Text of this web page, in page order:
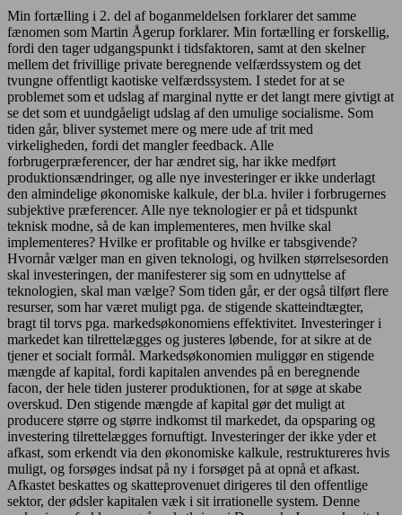
Min fortælling i 2. del af boganmeldelsen forklarer det samme
fænomen som Martin Ågerup forklarer. Min fortælling er forskellig,
fordi den tager udgangspunkt i tidsfaktoren, samt at den skelner
mellem det frivillige private beregnende velfærdssystem og det
tvungne offentligt kaotiske velfærdssystem. I stedet for at se
problemet som et udslag af marginal nytte er det langt mere givtigt at
se det som et uundgåeligt udslag af den umulige socialisme. Som
tiden går, bliver systemet mere og mere ude af trit med
virkeligheden, fordi det mangler feedback. Alle
forbrugerpræferencer, der har ændret sig, har ikke medført
produktionsændringer, og alle nye investeringer er ikke underlagt
den almindelige økonomiske kalkule, der bl.a. hviler i forbrugernes
subjektive præferencer. Alle nye teknologier er på et tidspunkt
teknisk modne, så de kan implementeres, men hvilke skal
implementeres? Hvilke er profitable og hvilke er tabsgivende?
Hvornår vælger man en given teknologi, og hvilken størrelsesorden
skal investeringen, der manifesterer sig som en udnyttelse af
teknologien, skal man vælge? Som tiden går, er der også tilført flere
resurser, som har været muligt pga. de stigende skatteindtægter,
bragt til torvs pga. markedsøkonomiens effektivitet. Investeringer i
markedet kan tilrettelægges og justeres løbende, for at sikre at de
tjener et socialt formål. Markedsøkonomien muliggør en stigende
mængde af kapital, fordi kapitalen anvendes på en beregnende
facon, der hele tiden justerer produktionen, for at søge at skabe
overskud. Den stigende mængde af kapital gør det muligt at
producere større og større indkomst til markedet, da opsparing og
investering tilrettelægges fornuftigt. Investeringer der ikke yder et
afkast, som erkendt via den økonomiske kalkule, restruktureres hvis
muligt, og forsøges indsat på ny i forsøget på at opnå et afkast.
Afkastet beskattes og skatteprovenuet dirigeres til den offentlige
sektor, der ødsler kapitalen væk i sit irrationelle system. Denne